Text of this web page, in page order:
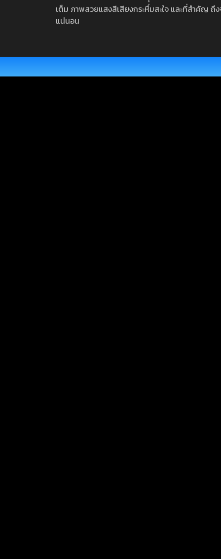
เต็ม ภาพสวยแสงสีเสียงกระหึ่มสะใจ และที่สำคัญ
แน่นอน